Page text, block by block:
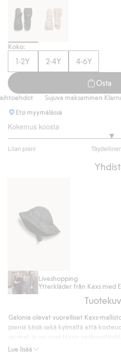
Koko:
1-2Y 2-4Y 4-6Y
Osta
Sujuva maksaminen Klarnalla
Etsi myymälässä
Kokemus koosta
Liian pieni Täydellinen
/
Sadehattu
Kaxs
Liveshopping
Ytterkläder från Kaxs med
Lue lisää
Galonia olevat vuorelliset Kaxs-
pieniä käsiä sekä kylmältä että
fleecevuori. Painonapillinen